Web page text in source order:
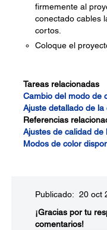
firmemente al
conectado cables
cortos.
Coloque el
Tareas relacionadas
Cambio del modo de
Ajuste detallado de
Referencias
Ajustes de calidad de
Modos de color
Publicado: 20 oct
¡Gracias por tu
comentarios!